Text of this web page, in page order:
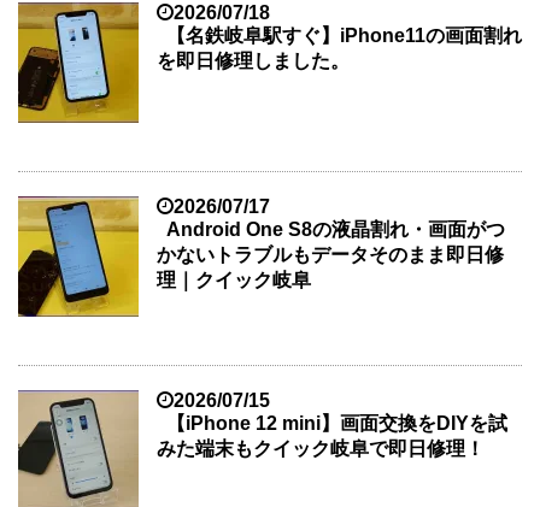
2026/07/18
【名鉄岐阜駅すぐ】iPhone11の画面割れ
を即日修理しました。
2026/07/17
Android One S8の液晶割れ・画面がつ
かないトラブルもデータそのまま即日修
理｜クイック岐阜
2026/07/15
【iPhone 12 mini】画面交換をDIYを試
みた端末もクイック岐阜で即日修理！